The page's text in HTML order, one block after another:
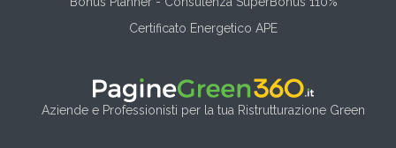
Certificato Energetico APE
Aziende e Professionisti per la tua Ristrutturazione Green